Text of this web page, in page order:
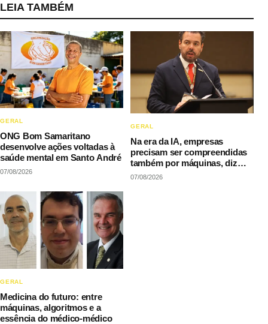
LEIA TAMBÉM
GERAL
ONG Bom Samaritano
desenvolve ações voltadas à
saúde mental em Santo André
07/08/2026
GERAL
Na era da IA, empresas
precisam ser compreendidas
também por máquinas, diz
LAQI
07/08/2026
GERAL
Medicina do futuro: entre
máquinas, algoritmos e a
essência do médico-médico